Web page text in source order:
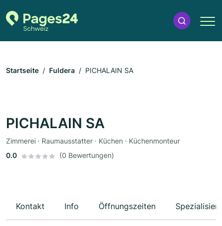
Startseite Fuldera PICHALAIN SA
PICHALAIN SA
Zimmerei · Raumausstatter · Küchen · Küchenmonteur
0.0
(0 Bewertungen)
Kontakt Info Öffnungszeiten